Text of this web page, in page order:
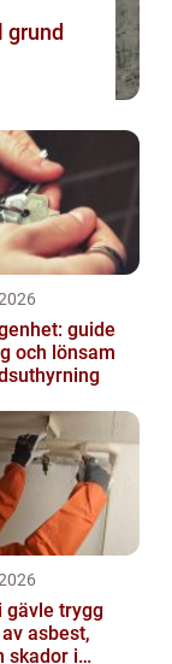
guide
och lönsam
trygg
asbest,
skador i